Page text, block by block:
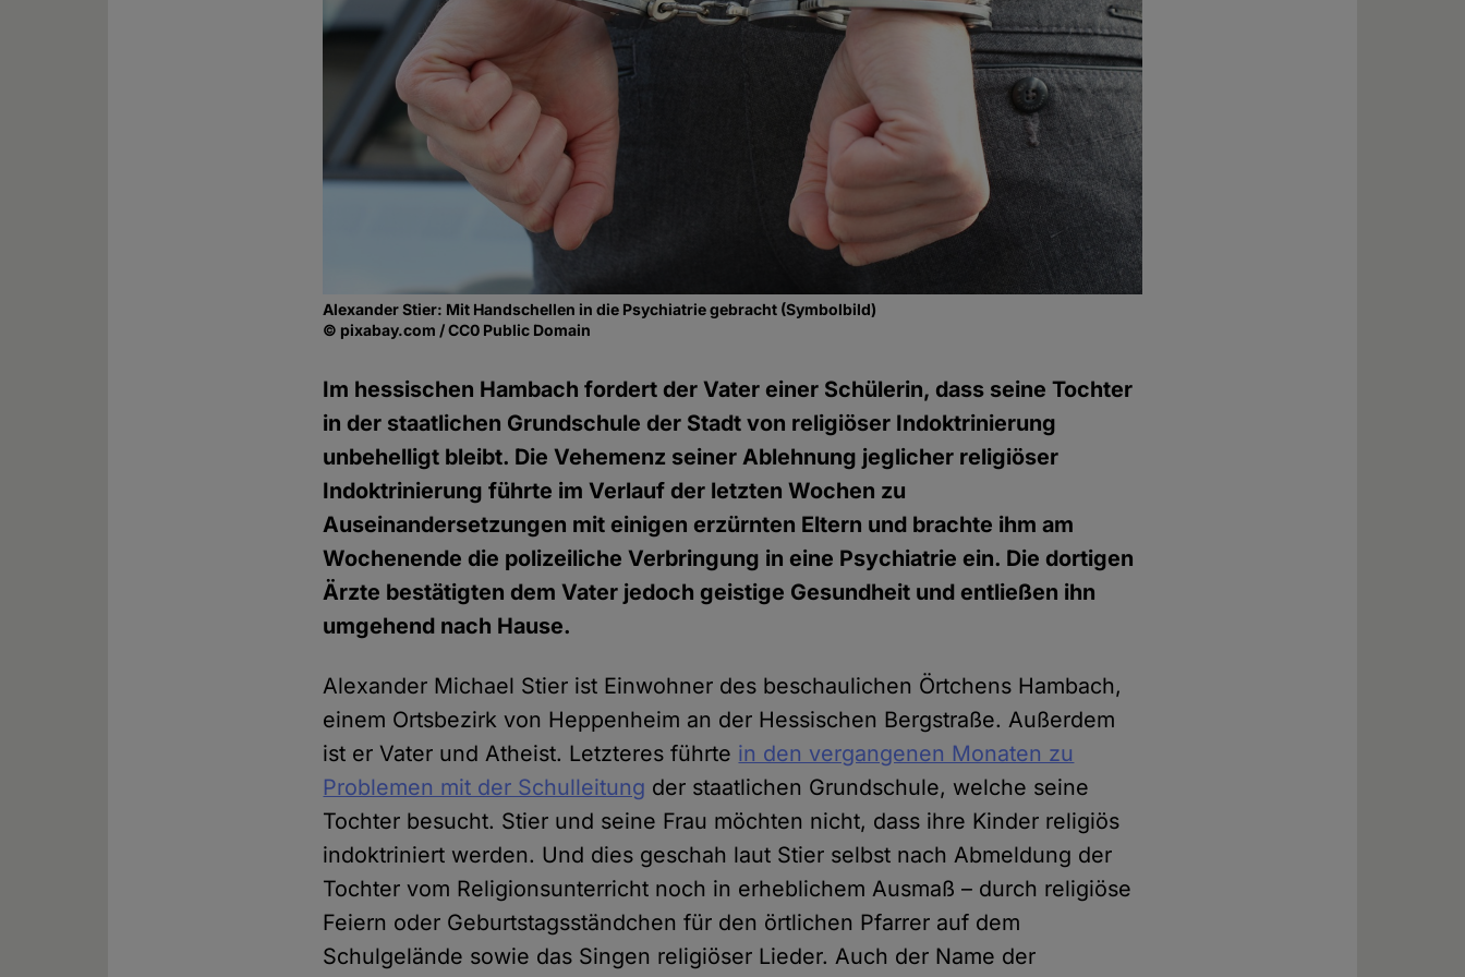
Alexander Stier: Mit Handschellen in die Psychiatrie gebracht (Symbolbild)
© pixabay.com / CC0 Public Domain
Im hessischen Hambach fordert der Vater einer Schülerin, dass seine Tochter
in der staatlichen Grundschule der Stadt von religiöser Indoktrinierung
unbehelligt bleibt. Die Vehemenz seiner Ablehnung jeglicher religiöser
Indoktrinierung führte im Verlauf der letzten Wochen zu
Auseinandersetzungen mit einigen erzürnten Eltern und brachte ihm am
Wochenende die polizeiliche Verbringung in eine Psychiatrie ein. Die dortigen
Ärzte bestätigten dem Vater jedoch geistige Gesundheit und entließen ihn
umgehend nach Hause.
Alexander Michael Stier ist Einwohner des beschaulichen Örtchens Hambach,
einem Ortsbezirk von Heppenheim an der Hessischen Bergstraße. Außerdem
ist er Vater und Atheist. Letzteres führte in den vergangenen Monaten zu
Problemen mit der Schulleitung der staatlichen Grundschule, welche seine
Tochter besucht. Stier und seine Frau möchten nicht, dass ihre Kinder religiös
indoktriniert werden. Und dies geschah laut Stier selbst nach Abmeldung der
Tochter vom Religionsunterricht noch in erheblichem Ausmaß – durch religiöse
Feiern oder Geburtstagsständchen für den örtlichen Pfarrer auf dem
Schulgelände sowie das Singen religiöser Lieder. Auch der Name der